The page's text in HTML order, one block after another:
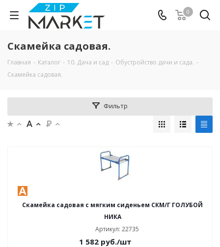
0
Скамейка садовая.
Главная - Каталог - 10. Дача и сад - Обустройство дачи и сада. -
Скамейка садовая.
Фильтр
Скамейка садовая с мягким сиденьем СКМ/Г ГОЛУБОЙ
НИКА
Артикул: 22735
1 582руб./шт